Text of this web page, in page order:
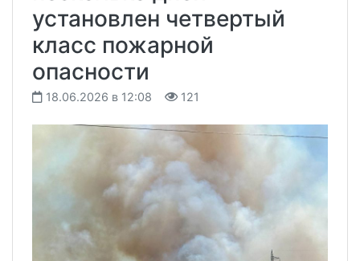
установлен четвертый
класс пожарной
опасности
18.06.2026 в 12:08 121